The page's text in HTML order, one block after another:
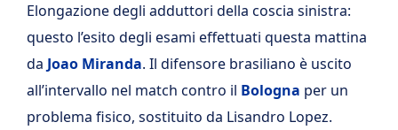
Elongazione degli adduttori della coscia sinistra:
questo l’esito degli esami effettuati questa mattina
da Joao Miranda. Il difensore brasiliano è uscito
all’intervallo nel match contro il Bologna per un
problema fisico, sostituito da Lisandro Lopez.